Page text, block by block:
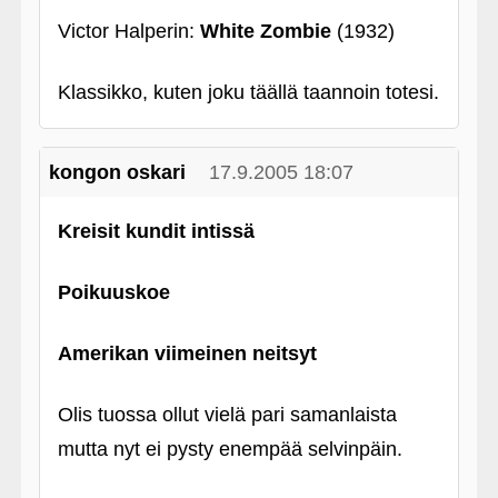
Victor Halperin: White Zombie(1932)
Klassikko, kuten joku täällä taannoin totesi.
kongon oskari 17.9.2005 18:07
Kreisit kundit intissä
Poikuuskoe
Amerikan viimeinen neitsyt
Olis tuossa ollut vielä pari samanlaista
mutta nyt ei pysty enempää selvinpäin.